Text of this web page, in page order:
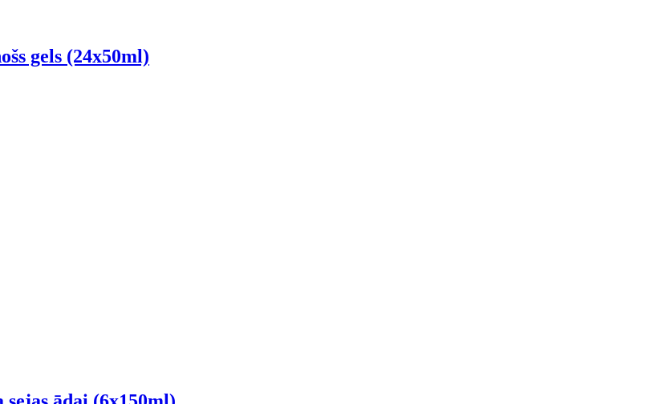
gels (24x50ml)